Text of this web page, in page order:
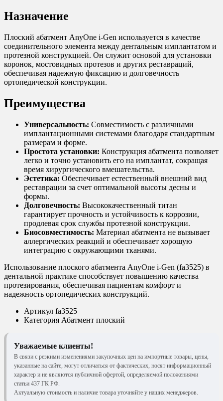
Назначение
Плоский абатмент AnyOne i-Gen используется в качестве
соединительного элемента между дентальным имплантатом и
протезной конструкцией. Он служит основой для установки
коронок, мостовидных протезов и других реставраций,
обеспечивая надежную фиксацию и долговечность
ортопедической конструкции.
Преимущества
Универсальность: Совместимость с различными
имплантационными системами благодаря стандартным
размерам и форме.
Простота установки: Конструкция абатмента позволяет
легко и точно установить его на имплантат, сокращая
время хирургического вмешательства.
Эстетика: Обеспечивает естественный внешний вид
реставрации за счет оптимальной высоты десны и
формы.
Долговечность: Высококачественный титан
гарантирует прочность и устойчивость к коррозии,
продлевая срок службы протезной конструкции.
Биосовместимость: Материал абатмента не вызывает
аллергических реакций и обеспечивает хорошую
интеграцию с окружающими тканями.
Использование плоского абатмента AnyOne i-Gen (fa3525) в
дентальной практике способствует повышению качества
протезирования, обеспечивая пациентам комфорт и
надежность ортопедических конструкций.
Артикул fa3525
Категория Абатмент плоский
Уважаемые клиенты!
В связи с резкими изменениями закупочных цен на импортные товары, цены,
указанные на сайте, могут отличаться от фактических, носят информационный
характер и не являются публичной офертой, определяемой положениями
статьи 437 ГК РФ.
Актуальную стоимость и наличие товара уточняйте у наших менеджеров.